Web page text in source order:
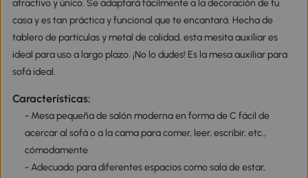
atractivo y único. Se adaptará fácilmente a la decoración de tu
casa y es tan práctica y funcional que te encantará. Hecha de
tablero de partículas y metal de calidad, esta mesita auxiliar es
ideal para uso a largo plazo. ¡No lo dudes! Es la mesa auxiliar para
sofá ideal.
Características:
- Mesa pequeña de salón moderna en forma de C fácil de
acercar al sofá o a la cama para comer, leer, escribir, etc.,
cómodamente
- Adecuado para diferentes espacios como sala de estar,